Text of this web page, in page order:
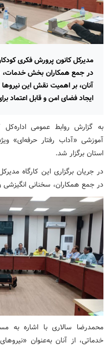
مدیرکل کانون پرورش فکری
در جمع همکاران بخش خدمات،
آنان، بر اهمیت نقش این
ایجاد فضای امن و قابل اعتماد
به گزارش روابط عمومی اداره‌کل
آموزشی «آداب رفتار حرفه‌ای»
استان برگزار شد.
در جریان برگزاری این کارگاه
در جمع همکاران، سخنانی انگیزشی
محمدرضا سالاری با اشاره به
خدماتی، از آنان به‌عنوان